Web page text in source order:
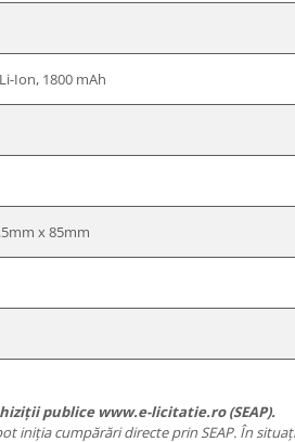
Ion, 1800 mAh
x 85mm
publice www.e-licitatie.ro (SEAP).
cumpărări directe prin SEAP. În